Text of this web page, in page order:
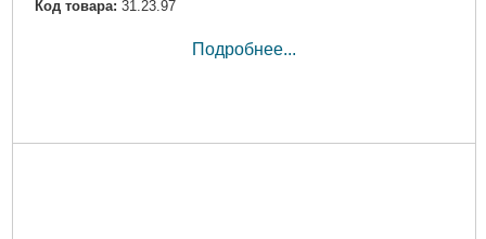
Код товара: 31.23.97
Подробнее...